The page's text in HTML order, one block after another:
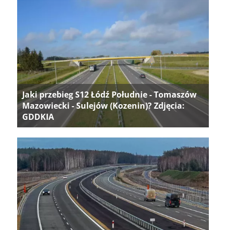
Jaki przebieg S12 Łódź Południe - Tomaszów
Mazowiecki - Sulejów (Kozenin)? Zdjęcia:
GDDKIA